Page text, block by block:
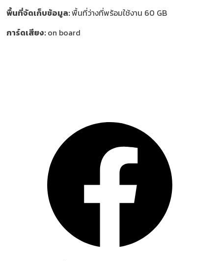
พื้นที่จัดเก็บข้อมูล:พื้นที่ว่างที่พร้อมใช้งาน 60 GB
การ์ดเสียง:on board